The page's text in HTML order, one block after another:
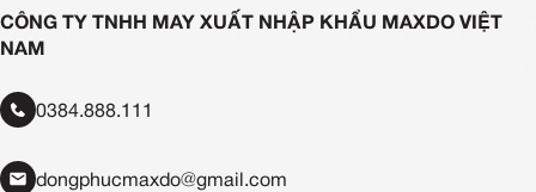
CÔNG TY TNHH MAY XUẤT NHẬP KHẨU MAXDO VIỆT
NAM
0384.888.111
dongphucmaxdo@gmail.com